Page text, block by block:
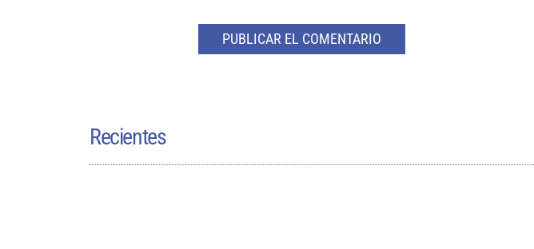
Recientes